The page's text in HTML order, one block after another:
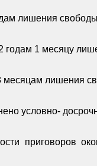
лишения
годам 1 месяцу
месяцам лишения
условно-
приговоров